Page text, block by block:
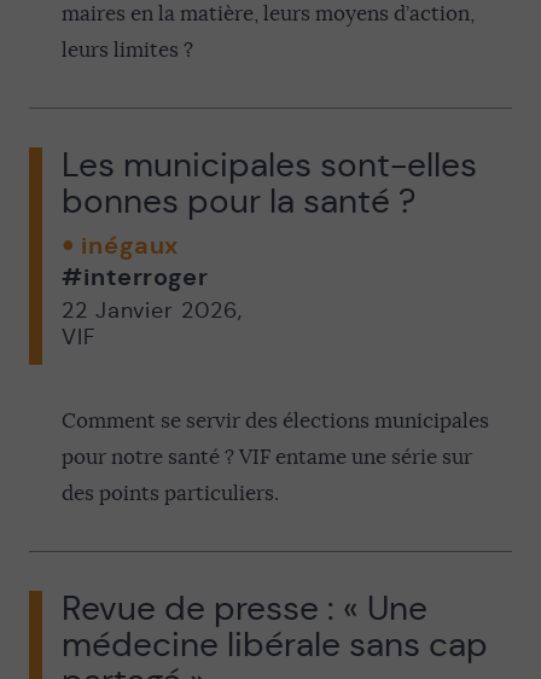
maires en la matière, leurs moyens d’action,
leurs limites ?
Les municipales sont-elles
bonnes pour la santé ?
inégaux
#interroger
22 Janvier 2026,
VIF
Comment se servir des élections municipales
pour notre santé ? VIF entame une série sur
des points particuliers.
Revue de presse : « Une
médecine libérale sans cap